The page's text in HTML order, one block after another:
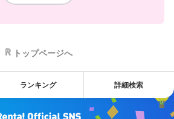
トップページへ
ランキング 詳細検索